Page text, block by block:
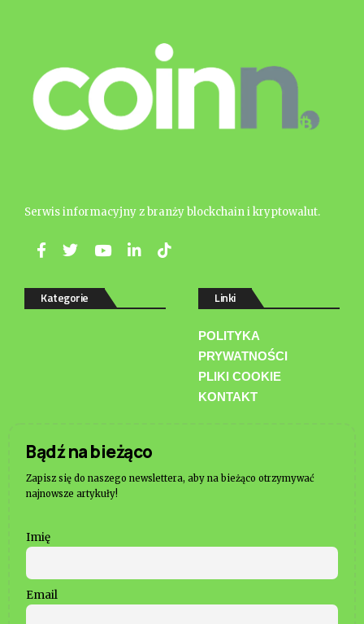
Serwis informacyjny z branży blockchain i kryptowalut.
Kategorie Linki
POLITYKA
PRYWATNOŚCI
PLIKI COOKIE
KONTAKT
Bądź na bieżąco
Zapisz się do naszego newslettera, aby na bieżąco otrzymywać
najnowsze artykuły!
Imię
Email